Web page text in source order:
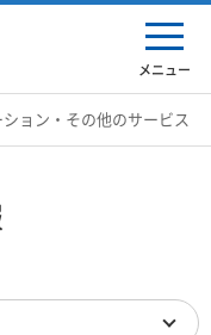
メニュー
ション・その他のサービス